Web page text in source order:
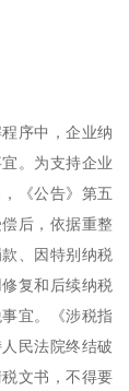
序中，企业纳
。为支持企业
《公告》第五
后，依据重整
、因特别纳税
复和后续纳税
宜。《涉税指
民法院终结破
文书，不得要